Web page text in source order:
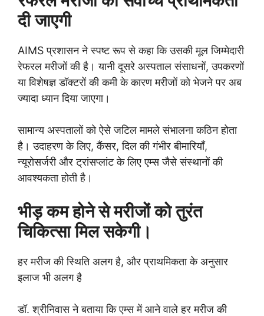
दी जाएगी
AIMS प्रशासन ने स्पष्ट रूप से कहा कि उसकी मूल जिम्मेदारी
रेफरल मरीजों की है। यानी दूसरे अस्पताल संसाधनों, उपकरणों
या विशेषज्ञ डॉक्टरों की कमी के कारण मरीजों को भेजने पर अब
ज्यादा ध्यान दिया जाएगा।
सामान्य अस्पतालों को ऐसे जटिल मामले संभालना कठिन होता
है। उदाहरण के लिए, कैंसर, दिल की गंभीर बीमारियाँ,
न्यूरोसर्जरी और ट्रांसप्लांट के लिए एम्स जैसे संस्थानों की
आवश्यकता होती है।
भीड़ कम होने से मरीजों को तुरंत
चिकित्सा मिल सकेगी।
हर मरीज की स्थिति अलग है, और प्राथमिकता के अनुसार
इलाज भी अलग है
डॉ. श्रीनिवास ने बताया कि एम्स में आने वाले हर मरीज की